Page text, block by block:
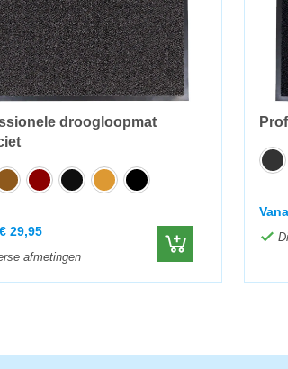
droogloopmat
€ 29,95
afmetingen